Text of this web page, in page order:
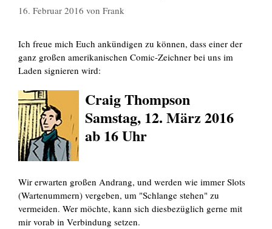
16. Februar 2016 von Frank
Ich freue mich Euch ankündigen zu können, dass einer der
ganz großen amerikanischen Comic-Zeichner bei uns im
Laden signieren wird:
Craig Thompson
Samstag, 12. März 2016
ab 16 Uhr
Wir erwarten großen Andrang, und werden wie immer Slots
(Wartenummern) vergeben, um "Schlange stehen" zu
vermeiden. Wer möchte, kann sich diesbezüglich gerne mit
mir vorab in Verbindung setzen.